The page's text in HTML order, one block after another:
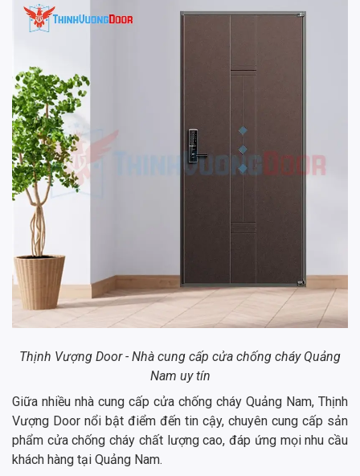
Thịnh Vượng Door - Nhà cung cấp cửa chống cháy Quảng
Nam uy tín
Giữa nhiều nhà cung cấp cửa chống cháy Quảng Nam, Thịnh
Vượng Door nổi bật điểm đến tin cậy, chuyên cung cấp sản
phẩm cửa chống cháy chất lượng cao, đáp ứng mọi nhu cầu
khách hàng tại Quảng Nam.